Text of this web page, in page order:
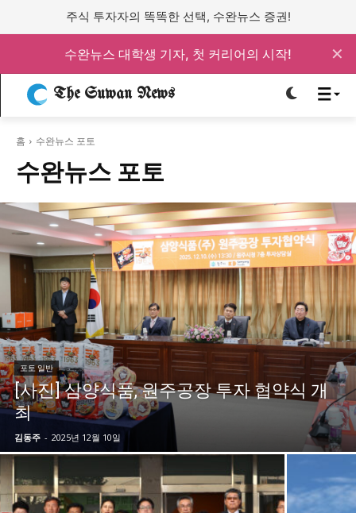
로그인하세요
주요 뉴스
문화 과학·미디어 연예 스포츠
오피니언 & 특집
특집 기사 바로가기 : 청소년· 청년
사설/칼럼
시 문학 (문학산책)
보도 사진 트렌드
지역 & 글로벌 뉴스
서울전역 인천지역 경기지역
강원지역
로그인하세요
주요 뉴스
문화 과학·미디어 연예 스포츠
오피니언 & 특집
특집 기사 바로가기 : 청소년· 청년
사설/칼럼
시 문학 (문학산책)
보도 사진 트렌드
지역 & 글로벌 뉴스
서울전역 인천지역 경기지역 강원지역
주식 투자자의 똑똑한 선택, 수완뉴스 증권!
수완뉴스 대학생 기자, 첫 커리어의 시작! ✕
The Suwan News
홈 수완뉴스 포토
수완뉴스 포토
포토 일반
[사진] 삼양식품, 원주공장 투자 협약식 개
최
김동주 - 2025년 12월 10일